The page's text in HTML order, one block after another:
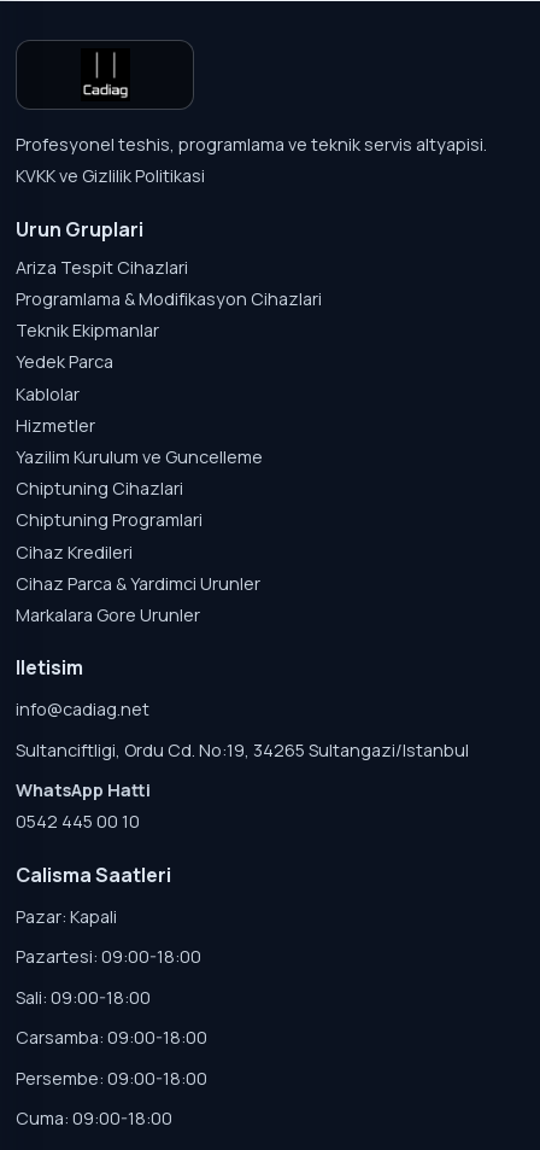
Profesyonel teshis, programlama ve teknik servis altyapisi.
KVKK ve Gizlilik Politikasi
Urun Gruplari
Ariza Tespit Cihazlari
Programlama & Modifikasyon Cihazlari
Teknik Ekipmanlar
Yedek Parca
Kablolar
Hizmetler
Yazilim Kurulum ve Guncelleme
Chiptuning Cihazlari
Chiptuning Programlari
Cihaz Kredileri
Cihaz Parca & Yardimci Urunler
Markalara Gore Urunler
Iletisim
info@cadiag.net
Sultanciftligi, Ordu Cd. No:19, 34265 Sultangazi/Istanbul
WhatsApp Hatti
0542 445 00 10
Calisma Saatleri
Pazar: Kapali
Pazartesi: 09:00-18:00
Sali: 09:00-18:00
Carsamba: 09:00-18:00
Persembe: 09:00-18:00
Cuma: 09:00-18:00